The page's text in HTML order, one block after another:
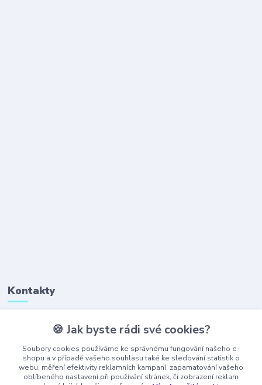
Kontakty
+420 777 323 641
(Po-Pá, 8-16 hod.)
obchod@ajaxshop.cz
🍪 Jak byste rádi své cookies?
Soubory cookies používáme ke správnému fungování našeho e-
shopu a v případě vašeho souhlasu také ke sledování statistik o
webu, měření efektivity reklamních kampaní, zapamatování vašeho
oblíbeného nastavení při používání stránek, či zobrazení reklam